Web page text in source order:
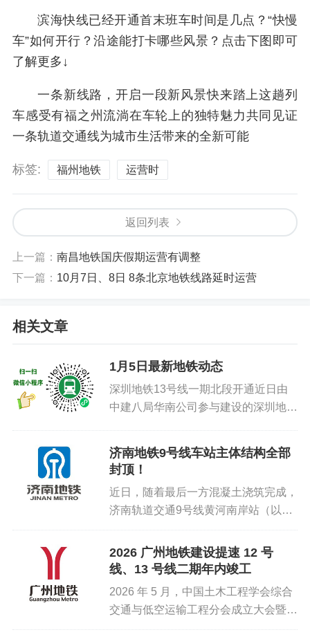
滨海快线已经开通首末班车时间是几点？“快慢
车”如何开行？沿途能打卡哪些风景？点击下图即可
了解更多↓
一条新线路，开启一段新风景快来踏上这趟列
车感受有福之州流淌在车轮上的独特魅力共同见证
一条轨道交通线为城市生活带来的全新可能
标签: 福州地铁 运营时
返回列表
上一篇： 南昌地铁国庆假期运营有调整
下一篇： 10月7日、8日 8条北京地铁线路延时运营
相关文章
1月5日最新地铁动态
深圳地铁13号线一期北段开通近日由
中建八局华南公司参与建设的深圳地铁
站16座串联起南山区与宝安区中建八
局华南公司承建4座车站（...
济南地铁9号线车站主体结构全部
封顶！
近日，随着最后一方混凝土浇筑完成，
济南轨道交通9号线黄河南岸站（以下
均为工程名）主体结构封顶。至此，9
号线全线12座车站主体结构全部封
顶，为后续机电安装、装饰装修奠定坚
2026 广州地铁建设提速 12 号
线、13 号线二期年内竣工
2026 年 5 月，中国土木工程学会综合
交通与低空运输工程分会成立大会暨
2026 粤港澳大湾区地铁产业大会将在